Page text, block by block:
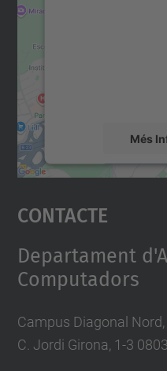
Més
powered by
Contacte
Departament
Computadors
Campus Diagonal
C. Jordi Girona, 1-3